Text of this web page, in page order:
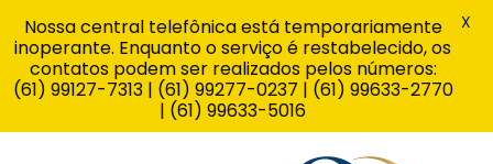
Nossa central telefônica está temporariamente
inoperante. Enquanto o serviço é restabelecido, os
contatos podem ser realizados pelos números:
(61) 99127-7313 | (61) 99277-0237 | (61) 99633-2770
| (61) 99633-5016
X